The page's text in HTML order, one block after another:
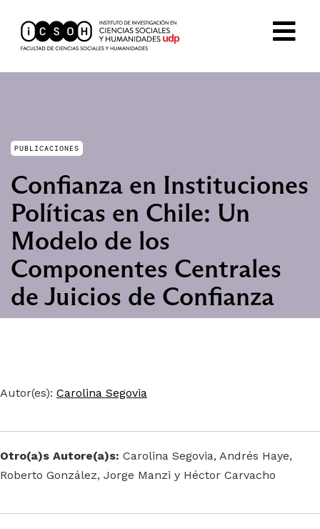
PUBLICACIONES
Confianza en Instituciones
Políticas en Chile: Un
Modelo de los
Componentes Centrales
de Juicios de Confianza
Autor(es): Carolina Segovia
Otro(a)s Autore(a)s: Carolina Segovia, Andrés Haye,
Roberto González, Jorge Manzi y Héctor Carvacho